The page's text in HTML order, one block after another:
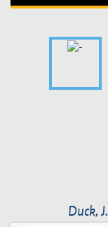
Duck, J.